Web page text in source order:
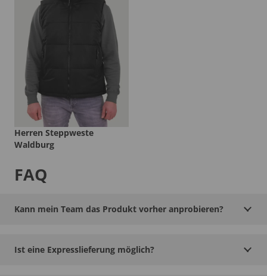
Herren Steppweste
Waldburg
FAQ
Kann mein Team das Produkt vorher anprobieren?
Ist eine Expresslieferung möglich?